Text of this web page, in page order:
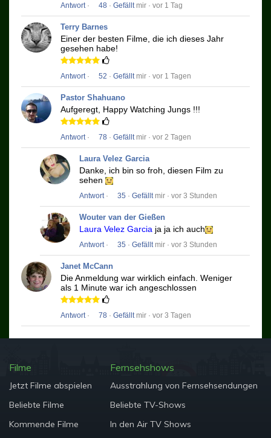
Antwort· 48 · Gefälltmir · vor 1 Tag
Terry Barnes
Einer der besten Filme, die ich dieses Jahr
gesehen habe!
Antwort· 52 · Gefälltmir · vor 1 Tagen
Pastor Shahuano
Aufgeregt, Happy Watching Jungs !!!
Antwort· 78 · Gefälltmir · vor 2 Tagen
Laura Velez Garcia
Danke, ich bin so froh, diesen Film zu
sehen
Antwort· 35 · Gefälltmir · vor 3 Stunden
Wouter van der Gießen
Laura Velez Garcia ja ja ich auch
Antwort· 35 · Gefälltmir · vor 3 Stunden
Janet McCann
Die Anmeldung war wirklich einfach. Weniger
als 1 Minute war ich angeschlossen
Antwort· 78 · Gefälltmir · vor 3 Tagen
Filme
Jetzt Filme abspielen
Beliebte Filme
Kommende Filme
Fernsehshows
Ausstrahlung von Fernsehsendungen
Beliebte TV-Shows
In den Air TV Shows